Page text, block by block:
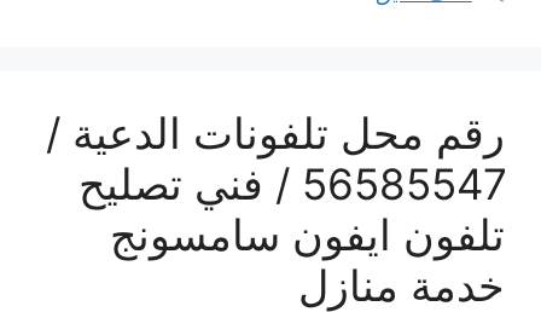
رقم محل تلفونات الدعية /
56585547 / فني تصليح
تلفون ايفون سامسونج
خدمة منازل